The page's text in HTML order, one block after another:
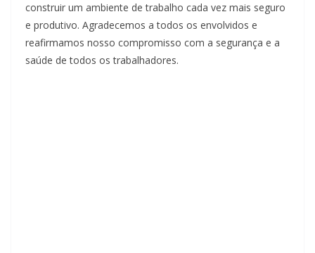
construir um ambiente de trabalho cada vez mais seguro
e produtivo. Agradecemos a todos os envolvidos e
reafirmamos nosso compromisso com a segurança e a
saúde de todos os trabalhadores.